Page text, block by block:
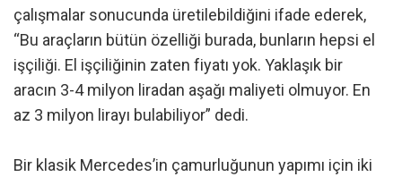
çalışmalar sonucunda üretilebildiğini ifade ederek,
“Bu araçların bütün özelliği burada, bunların hepsi el
işçiliği. El işçiliğinin zaten fiyatı yok. Yaklaşık bir
aracın 3-4 milyon liradan aşağı maliyeti olmuyor. En
az 3 milyon lirayı bulabiliyor” dedi.
Bir klasik Mercedes’in çamurluğunun yapımı için iki